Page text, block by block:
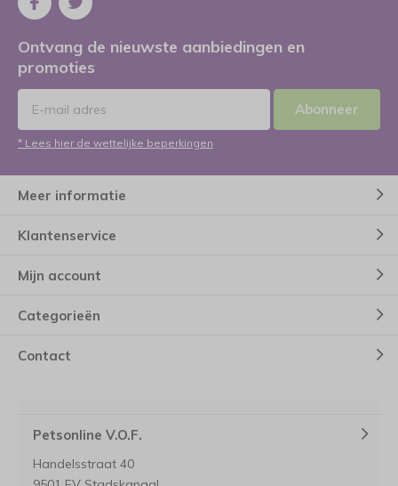
Ontvang de nieuwste aanbiedingen en
promoties
Abonneer
* Lees hier de wettelijke beperkingen
Meer informatie
Klantenservice
Mijn account
Categorieën
Contact
Petsonline V.O.F.
Handelsstraat 40